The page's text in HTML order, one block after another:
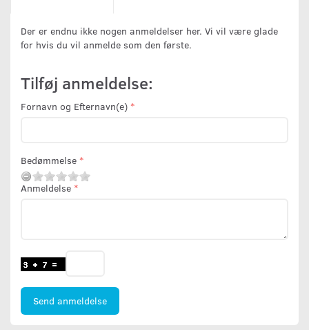
Der er endnu ikke nogen anmeldelser her. Vi vil være glade
for hvis du vil anmelde som den første.
Tilføj anmeldelse:
Fornavn og Efternavn(e)
Bedømmelse
Anmeldelse
Send anmeldelse